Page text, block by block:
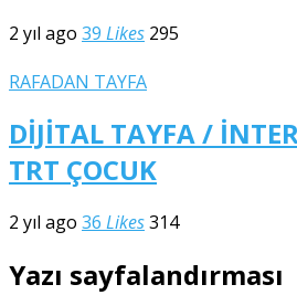
2 yıl ago 39 Likes 295
RAFADAN TAYFA
DİJİTAL TAYFA /
TRT ÇOCUK
2 yıl ago 36 Likes314
Yazı sayfalandırması